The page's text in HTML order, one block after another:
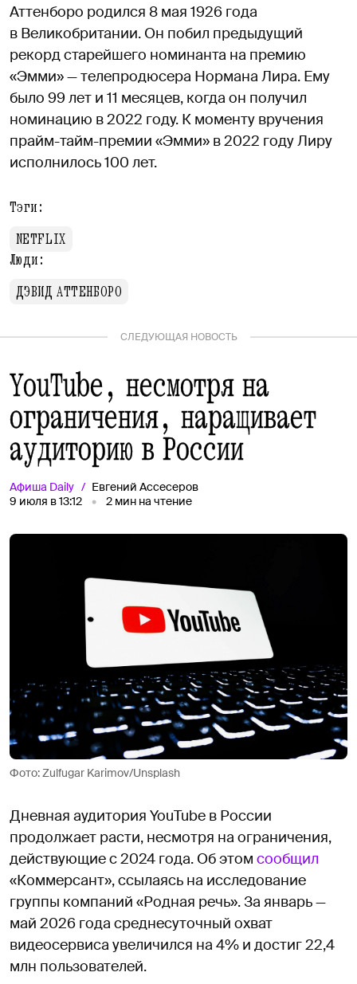
Аттенборо родился 8 мая 1926 года
в Великобритании. Он побил предыдущий
рекорд старейшего номинанта на премию
«Эмми» — телепродюсера Нормана Лира. Ему
было 99 лет и 11 месяцев, когда он получил
номинацию в 2022 году. К моменту вручения
прайм-тайм-премии «Эмми» в 2022 году Лиру
исполнилось 100 лет.
Тэги:
NETFLIX
Люди:
ДЭВИД АТТЕНБОРО
СЛЕДУЮЩАЯ НОВОСТЬ
YouTube, несмотря на
ограничения, наращивает
аудиторию в России
Афиша Daily
Евгений Ассесеров
9 июля в 13:12
2 мин на чтение
Фото: Zulfugar Karimov/Unsplash
Дневная аудитория YouTube в России
продолжает расти, несмотря на ограничения,
действующие с 2024 года. Об этом сообщил
«Коммерсант», ссылаясь на исследование
группы компаний «Родная речь». За январь —
май 2026 года среднесуточный охват
видеосервиса увеличился на 4% и достиг 22,4
млн пользователей.